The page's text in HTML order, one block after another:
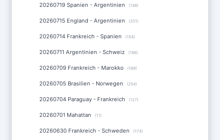
20260719 Spanien - Argentinien (148)
20260715 England - Argentinien (201)
20260714 Frankreich - Spanien (154)
20260711 Argentinien - Schweiz (186)
20260709 Frankreich - Marokko (169)
20260705 Brasilien - Norwegen (254)
20260704 Paraguay - Frankreich (127)
20260701 Mahattan (11)
20260630 Frankreich - Schweden (174)